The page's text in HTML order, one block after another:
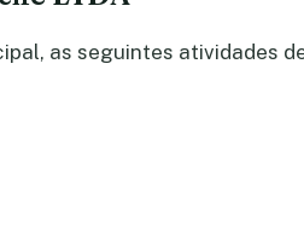
as seguintes atividades